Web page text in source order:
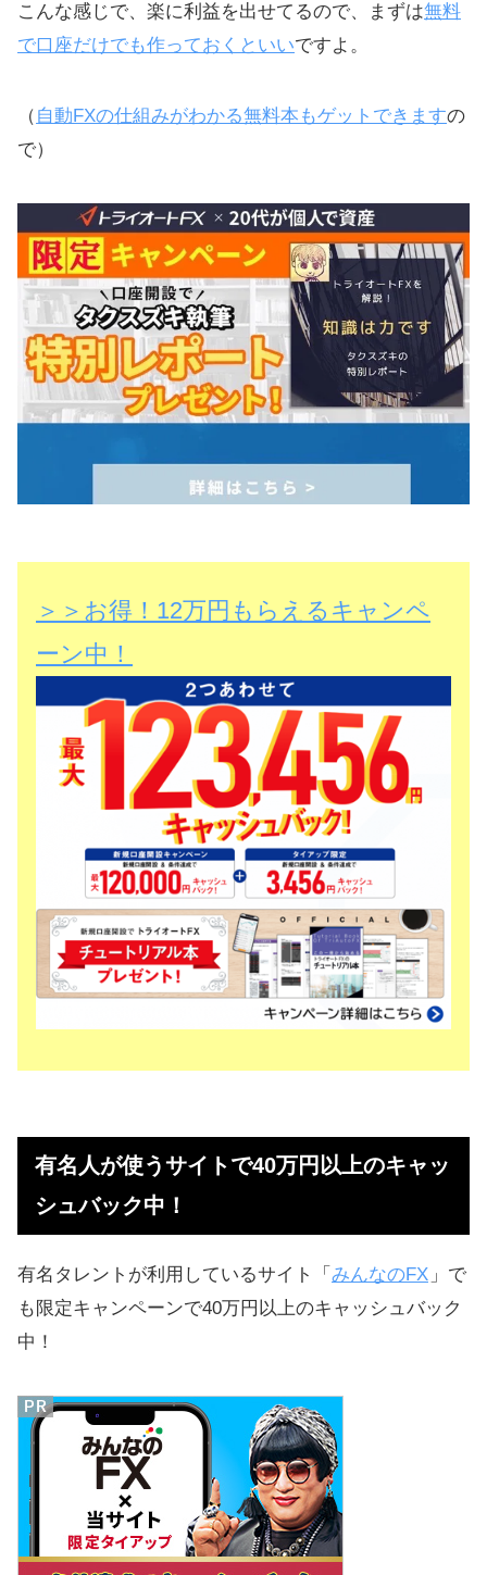
こんな感じで、楽に利益を出せてるので、まずは無料
で口座だけでも作っておくといいですよ。
（ 自動FXの仕組みがわかる無料本もゲットできますの
で）
＞＞お得！12万円もらえるキャンペ
ーン中！
有名人が使うサイトで40万円以上のキャッ
シュバック中！
有名タレントが利用しているサイト「 みんなのFX 」で
も限定キャンペーンで40万円以上のキャッシュバック
中！